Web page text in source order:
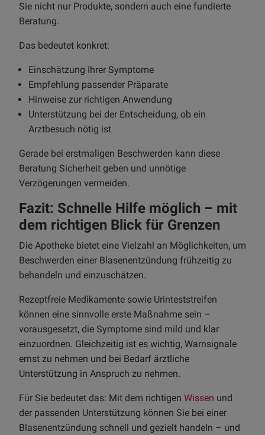
Sie nicht nur Produkte, sondern auch eine fundierte
Beratung.
Das bedeutet konkret:
Einschätzung Ihrer Symptome
Empfehlung passender Präparate
Hinweise zur richtigen Anwendung
Unterstützung bei der Entscheidung, ob ein
Arztbesuch nötig ist
Gerade bei erstmaligen Beschwerden kann diese
Beratung Sicherheit geben und unnötige
Verzögerungen vermeiden.
Fazit: Schnelle Hilfe möglich – mit
dem richtigen Blick für Grenzen
Die Apotheke bietet eine Vielzahl an Möglichkeiten, um
Beschwerden einer Blasenentzündung frühzeitig zu
behandeln und einzuschätzen.
Rezeptfreie Medikamente sowie Urinteststreifen
können eine sinnvolle erste Maßnahme sein –
vorausgesetzt, die Symptome sind mild und klar
einzuordnen. Gleichzeitig ist es wichtig, Warnsignale
ernst zu nehmen und bei Bedarf ärztliche
Unterstützung in Anspruch zu nehmen.
Für Sie bedeutet das: Mit dem richtigen Wissen und
der passenden Unterstützung können Sie bei einer
Blasenentzündung schnell und gezielt handeln – und